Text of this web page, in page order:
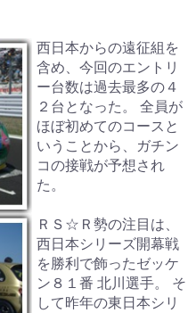
西日本からの遠征組を
含め、今回のエントリ
ー台数は過去最多の４
２台となった。 全員が
ほぼ初めてのコースと
いうことから、ガチン
コの接戦が予想され
た。
ＲＳ☆Ｒ勢の注目は、
西日本シリーズ開幕戦
を勝利で飾ったゼッケ
ン８１番 北川選手。 そ
して昨年の東日本シリ